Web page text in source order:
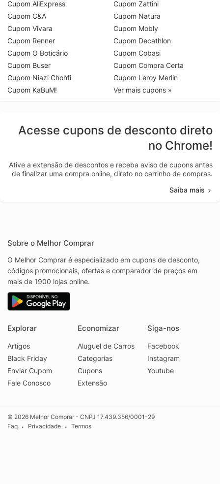
Cupom AliExpress
Cupom C&A
Cupom Vivara
Cupom Renner
Cupom O Boticário
Cupom Buser
Cupom Niazi Chohfi
Cupom KaBuM!
Cupom Zattini
Cupom Natura
Cupom Mobly
Cupom Decathlon
Cupom Cobasi
Cupom Compra Certa
Cupom Leroy Merlin
Ver mais cupons »
Acesse cupons de desconto direto
no Chrome!
Ative a extensão de descontos e receba aviso de cupons antes
de finalizar uma compra online, direto no carrinho de compras.
Saiba mais
Sobre o Melhor Comprar
O Melhor Comprar é especializado em cupons de desconto,
códigos promocionais, ofertas e comparador de preços em
mais de 1900 lojas online.
Explorar
Artigos
Black Friday
Enviar Cupom
Fale Conosco
Economizar
Aluguel de Carros
Categorias
Cupons
Extensão
Siga-nos
Facebook
Instagram
Youtube
© 2026 Melhor Comprar - CNPJ 17.439.356/0001-29
Faq
• Privacidade • Termos